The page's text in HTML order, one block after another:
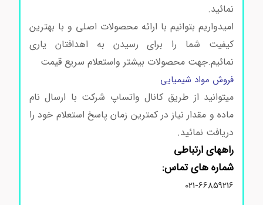
نمائید.
امیدواریم بتوانیم با ارائه محصولات اصلی و با بهترین
کیفیت شما را برای رسیدن به اهدافتان یاری
نمائیم.جهت محصولات بیشتر واستعلام سریع قیمت
فروش مواد شیمیایی
میتوانید از طریق کانال واتساپ شرکت با ارسال نام
ماده و مقدار نیاز در کمترین زمان پاسخ استعلام خود را
دریافت نمائید.
راههای ارتباطی
شماره های تماس:
021-66859216